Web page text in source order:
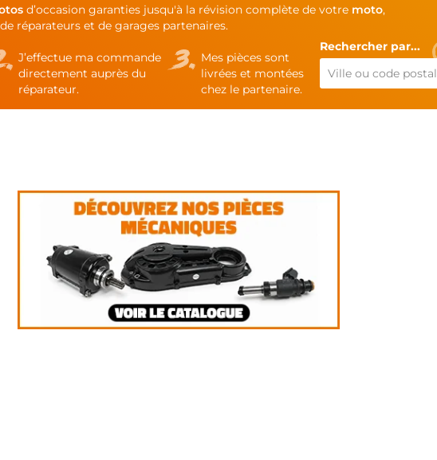
d’occasion garanties jusqu'à la révision complète de votre moto,
réparateurs et de garages partenaires.
J’effectue ma commande
directement auprès du
réparateur.
Mes pièces sont
livrées et montées
chez le partenaire.
Rechercher par...